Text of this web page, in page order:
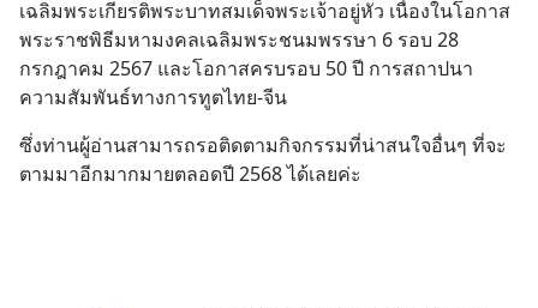
เฉลิมพระเกียรติพระบาทสมเด็จพระเจ้าอยู่หัว เนื่องในโอกาส
พระราชพิธีมหามงคลเฉลิมพระชนมพรรษา 6 รอบ 28
กรกฎาคม 2567 และโอกาสครบรอบ 50 ปี การสถาปนา
ความสัมพันธ์ทางการทูตไทย-จีน
ซึ่งท่านผู้อ่านสามารถรอติดตามกิจกรรมที่น่าสนใจอื่นๆ ที่จะ
ตามมาอีกมากมายตลอดปี 2568 ได้เลยค่ะ